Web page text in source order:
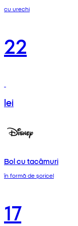
cu urechi
22
lei
Bol cu tacâmuri
în formă de șoricel
17